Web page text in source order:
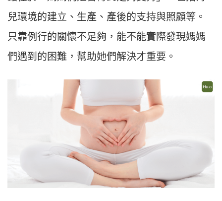
兒環境的建立、生產、產後的支持與照顧等。
只靠例行的關懷不足夠，能不能實際發現媽媽
們遇到的困難，幫助她們解決才重要。